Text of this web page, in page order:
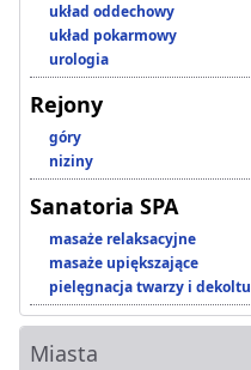
układ oddechowy
układ pokarmowy
urologia
Rejony
góry
niziny
Sanatoria SPA
masaże relaksacyjne
masaże upiększające
pielęgnacja twarzy i dekoltu
Miasta